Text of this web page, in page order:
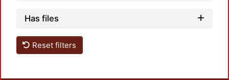
Has files
Reset filters